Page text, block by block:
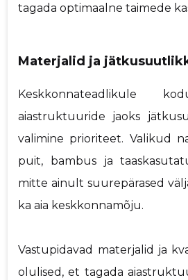
tagada optimaalne taimede
Materjalid ja
Keskkonnateadlikule
aiastruktuuride jaoks
valimine prioriteet. Valikud
puit, bambus ja
mitte ainult suurepärased
ka aia keskkonnamõju.
Vastupidavad materjalid ja
olulised, et tagada